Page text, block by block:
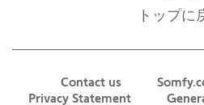
トップに
Contact us
Privacy Statement